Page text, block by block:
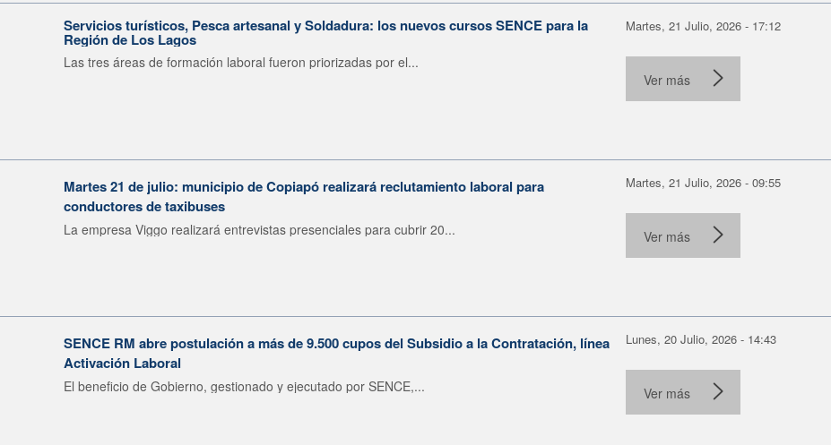
Servicios turísticos, Pesca artesanal y Soldadura: los nuevos cursos SENCE para la
Región de Los Lagos
Las tres áreas de formación laboral fueron priorizadas por el...
Martes, 21 Julio, 2026 - 17:12
Ver más
Martes 21 de julio: municipio de Copiapó realizará reclutamiento laboral para
conductores de taxibuses
La empresa Viggo realizará entrevistas presenciales para cubrir 20...
Martes, 21 Julio, 2026 - 09:55
Ver más
SENCE RM abre postulación a más de 9.500 cupos del Subsidio a la Contratación, línea
Activación Laboral
El beneficio de Gobierno, gestionado y ejecutado por SENCE,...
Lunes, 20 Julio, 2026 - 14:43
Ver más